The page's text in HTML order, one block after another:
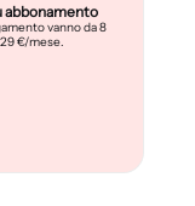
abbonamento
vanno da 8
€/mese.